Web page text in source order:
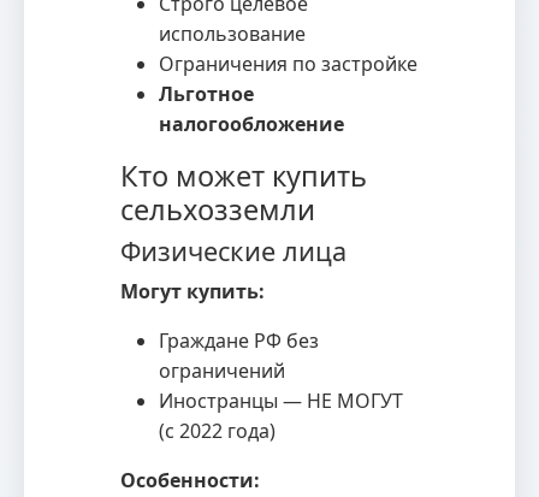
использование
Ограничения по застройке
Льготное
налогообложение
Кто может купить
сельхозземли
Физические лица
Могут купить:
Граждане РФ без
ограничений
Иностранцы — НЕ МОГУТ
(с 2022 года)
Особенности: